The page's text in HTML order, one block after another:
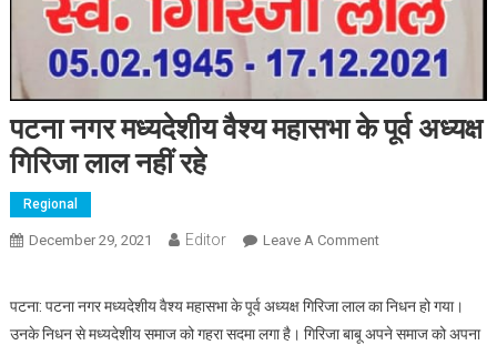
पटना नगर मध्यदेशीय वैश्य महासभा के पूर्व अध्यक्ष
गिरिजा लाल नहीं रहे
Regional
December 29, 2021 Editor Leave A CommentOn पटना नगर
लाल नहीं रहे
पटना: पटना नगर मध्यदेशीय वैश्य महासभा के पूर्व अध्यक्ष गिरिजा लाल का निधन हो गया।
उनके निधन से मध्यदेशीय समाज को गहरा सदमा लगा है। गिरिजा बाबू अपने समाज को अपना